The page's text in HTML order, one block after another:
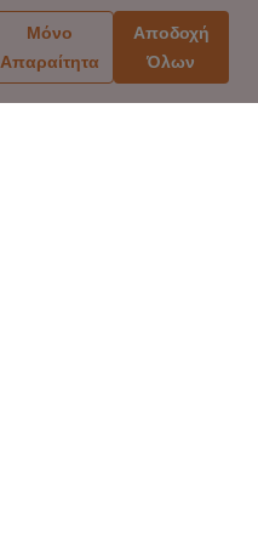
Μόνο
Απαραίτητα
Αποδοχή
Όλων